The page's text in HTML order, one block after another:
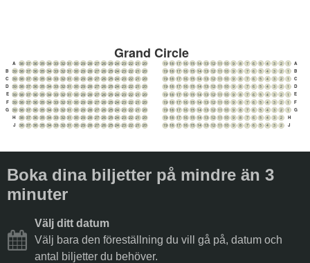
Grand Circle
1
2
3
4
5
6
7
8
9
10
11
12
13
14
15
16
17
18
19
20
21
22
23
24
25
26
27
28
29
30
31
32
33
34
35
36
37
38
A A
1
2
3
4
5
6
7
8
9
10
11
12
13
14
15
16
17
18
19
20
21
22
23
24
25
26
27
28
29
30
31
32
33
34
35
36
37
38
39
B B
1
2
3
4
5
6
7
8
9
10
11
12
13
14
15
16
17
18
19
20
21
22
23
24
25
26
27
28
29
30
31
32
33
34
35
36
37
38
39
C C
1
2
3
4
5
6
7
8
9
10
11
12
13
14
15
16
17
18
19
20
21
22
23
24
25
26
27
28
29
30
31
32
33
34
35
36
37
38
39
D D
1
2
3
4
5
6
7
8
9
10
11
12
13
14
15
16
17
18
19
20
21
22
23
24
25
26
27
28
29
30
31
32
33
34
35
36
37
38
39
E E
1
2
3
4
5
6
7
8
9
10
11
12
13
14
15
16
17
18
19
20
21
22
23
24
25
26
27
28
29
30
31
32
33
34
35
36
37
38
39
F F
1
2
3
4
5
6
7
8
9
10
11
12
13
14
15
16
17
18
19
20
21
22
23
24
25
26
27
28
29
30
31
32
33
34
35
36
37
38
39
G G
2
3
4
5
6
7
8
9
10
11
12
13
14
15
16
17
18
19
20
21
22
23
24
25
26
27
28
29
30
31
32
33
34
35
36
37
38
H H
2
3
4
5
6
7
8
9
10
11
12
13
14
15
16
17
18
19
20
21
22
23
24
25
26
27
28
29
30
31
32
33
34
35
36
37
38
J J
Boka dina biljetter på mindre än 3
minuter
Välj ditt datum
Välj bara den föreställning du vill gå på, datum och
antal biljetter du behöver.